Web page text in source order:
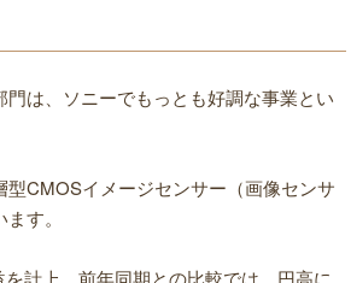
は、ソニーでもっとも好調な事業とい
CMOSイメージセンサー（画像センサ
す。
計上。前年同期との比較では、円高に